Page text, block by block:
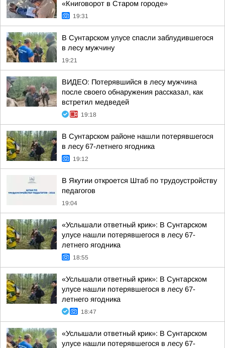
«Книговорот в Старом городе»
19:31
В Сунтарском улусе спасли заблудившегося
в лесу мужчину
19:21
ВИДЕО: Потерявшийся в лесу мужчина
после своего обнаружения рассказал, как
встретил медведей
19:18
В Сунтарском районе нашли потерявшегося
в лесу 67-летнего ягодника
19:12
В Якутии откроется Штаб по трудоустройству
педагогов
19:04
«Услышали ответный крик»: В Сунтарском
улусе нашли потерявшегося в лесу 67-
летнего ягодника
18:55
«Услышали ответный крик»: В Сунтарском
улусе нашли потерявшегося в лесу 67-
летнего ягодника
18:47
«Услышали ответный крик»: В Сунтарском
улусе нашли потерявшегося в лесу 67-